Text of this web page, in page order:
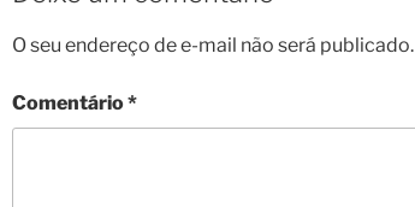
O seu endereço de e-mail não será publicado.
Comentário*